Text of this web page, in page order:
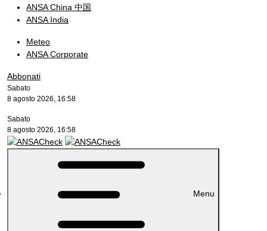
ANSA China 中国
ANSA India
Meteo
ANSA Corporate
Abbonati
Sabato
8 agosto 2026, 16:58
Sabato
8 agosto 2026, 16:58
Menu